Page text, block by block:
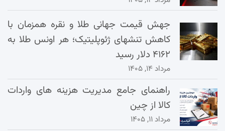
جهش قیمت جهانی طلا و نقره همزمان با
کاهش تنشهای ژئوپلیتیک؛ هر اونس طلا به
۴۱۶۲ دلار رسید
مرداد ۱۴, ۱۴۰۵
راهنمای جامع مدیریت هزینه‌ های واردات
کالا از چین
مرداد ۱۱, ۱۴۰۵